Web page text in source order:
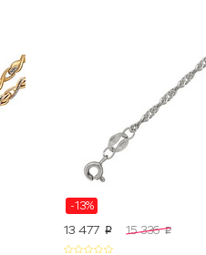
-13%
13 477 p 15 336 p